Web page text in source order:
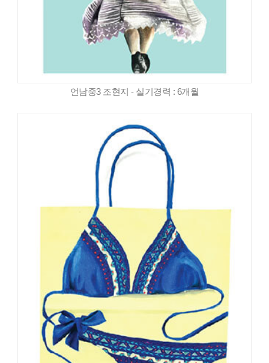
언남중3 조현지 - 실기경력 : 6개월